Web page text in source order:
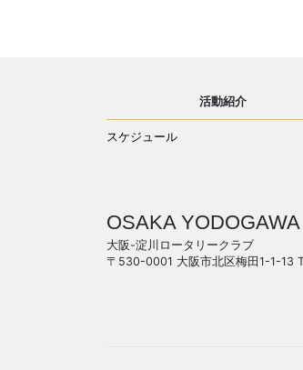
活動紹介
スケジュール
OSAKA
大阪-淀川ロータリークラブ
〒530-0001 大阪市北区梅田1-1-